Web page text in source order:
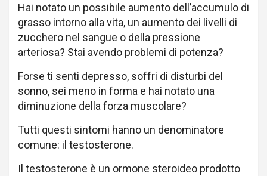
Hai notato un possibile aumento dell’accumulo di
grasso intorno alla vita, un aumento dei livelli di
zucchero nel sangue o della pressione
arteriosa? Stai avendo problemi di potenza?
Forse ti senti depresso, soffri di disturbi del
sonno, sei meno in forma e hai notato una
diminuzione della forza muscolare?
Tutti questi sintomi hanno un denominatore
comune: il testosterone.
Il testosterone è un ormone steroideo prodotto